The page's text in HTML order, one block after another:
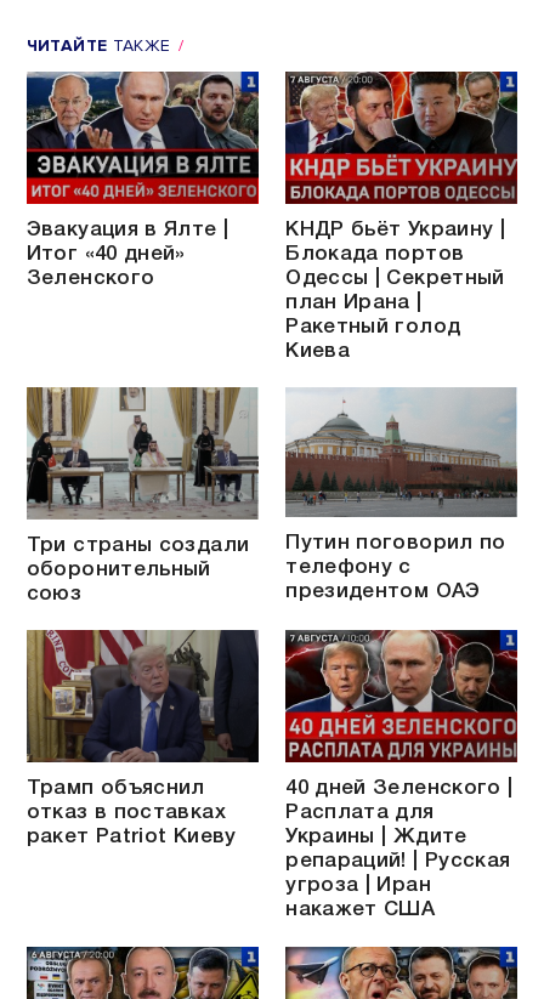
ЧИТАЙТЕ ТАКЖЕ
Эвакуация в Ялте |
Итог «40 дней»
Зеленского
КНДР бьёт Украину |
Блокада портов
Одессы | Секретный
план Ирана |
Ракетный голод
Киева
Три страны создали
оборонительный
союз
Путин поговорил по
телефону с
президентом ОАЭ
Трамп объяснил
отказ в поставках
ракет Patriot Киеву
40 дней Зеленского |
Расплата для
Украины | Ждите
репараций! | Русская
угроза | Иран
накажет США